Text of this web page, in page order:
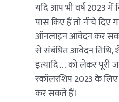
यदि आप भी वर्ष 2023 में
पास किए हैं तो नीचे दिए
ऑनलाइन आवेदन कर सकते
से संबंधित आवेदन तिथि,
इत्यादि… . को लेकर पूरी
स्कॉलरशिप 2023 के लिए
कर सकते हैं।